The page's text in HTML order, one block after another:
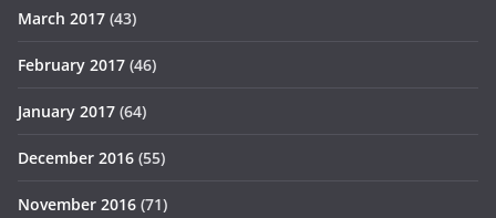
March 2017 (43)
February 2017 (46)
January 2017 (64)
December 2016 (55)
November 2016 (71)